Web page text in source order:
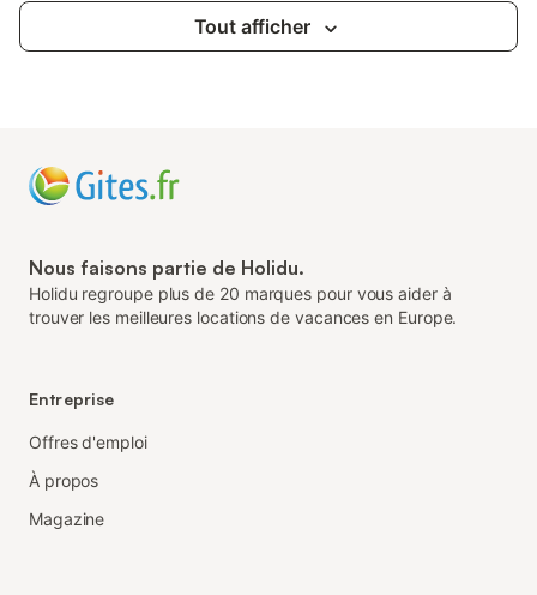
Tout afficher
Nous faisons partie de Holidu.
Holidu regroupe plus de 20 marques pour vous aider à
trouver les meilleures locations de vacances en Europe.
Entreprise
Offres d'emploi
À propos
Magazine